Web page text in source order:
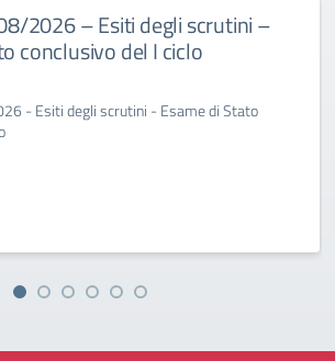
2026 – Esiti degli scrutini –
conclusivo del I ciclo
- Esiti degli scrutini - Esame di Stato